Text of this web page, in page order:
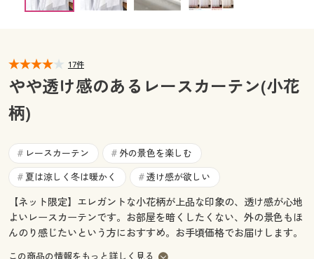
マイページ
閲覧履歴
お気に入り
サポート
ご利用ガイド
閲覧履歴
お気に入り
ご利用ガイド
よくある質問とお問い合わせ
幅100×丈103(2枚組) ◎ 在庫あり
幅100×丈108(2枚組) ◎ 在庫あり
幅100×丈113(2枚組) ◎ 在庫あり
幅100×丈123(2枚組) ◎ 在庫あり
幅100×丈128(2枚組) ○ 在庫わずか
幅100×丈133(2枚組) ◎ 在庫あり
幅100×丈138(2枚組) ◎ 在庫あり
幅100×丈143(2枚組) ○ 在庫わずか
幅100×丈148(2枚組) ○ 在庫わずか
幅100×丈153(2枚組) ○ 在庫わずか
17件
やや透け感のあるレースカーテン(小花
柄)
# レースカーテン # 外の景色を楽しむ
# 夏は涼しく冬は暖かく # 透け感が欲しい
【ネット限定】エレガントな小花柄が上品な印象の、透け感が心地
よいレースカーテンです。お部屋を暗くしたくない、外の景色もほ
んのり感じたいという方におすすめ。お手頃価格でお届けします。
この商品の情報をもっと詳しく見る